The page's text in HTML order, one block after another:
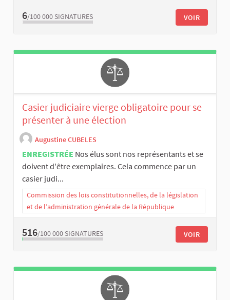
6/100 000 SIGNATURES VOIR
Casier judiciaire vierge obligatoire pour se
présenter à une élection
Augustine CUBELES
ENREGISTRÉE Nos élus sont nos représentants et se
doivent d'être exemplaires. Cela commence par un
casier judi...
Commission des lois constitutionnelles, de la législation
et de l’administration générale de la République
516/100 000 SIGNATURES VOIR